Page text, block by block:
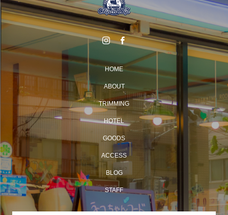
HOME
ABOUT
TRIMMING
HOTEL
GOODS
ACCESS
BLOG
STAFF